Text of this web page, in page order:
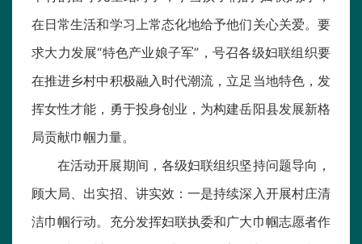
在日常生活和学习上常态化地给予他们关心关爱。要
求大力发展“特色产业娘子军”，号召各级妇联组织要
在推进乡村中积极融入时代潮流，立足当地特色，发
挥女性才能，勇于投身创业，为构建岳阳县发展新格
局贡献巾帼力量。
在活动开展期间，各级妇联组织坚持问题导向，
顾大局、出实招、讲实效：一是持续深入开展村庄清
洁巾帼行动。充分发挥妇联执委和广大巾帼志愿者作